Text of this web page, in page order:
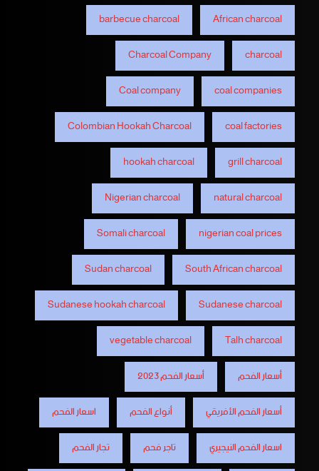
African charcoal
barbecue charcoal
charcoal
Charcoal Company
coal companies
Coal company
coal factories
Colombian Hookah Charcoal
grill charcoal
hookah charcoal
natural charcoal
Nigerian charcoal
nigerian coal prices
Somali charcoal
South African charcoal
Sudan charcoal
Sudanese charcoal
Sudanese hookah charcoal
Talh charcoal
vegetable charcoal
أسعار الفحم
أسعار الفحم 2023
أسعار الفحم الأفريقي
أنواع الفحم
اسعار الفحم
اسعار الفحم النيجيري
تاجر فحم
تجار الفحم